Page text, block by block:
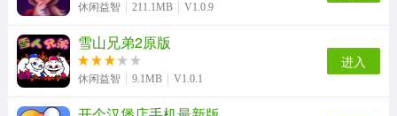
休闲益智 211.1MB V1.0.9
雪山兄弟2原版
休闲益智 9.1MB V1.0.1
进入